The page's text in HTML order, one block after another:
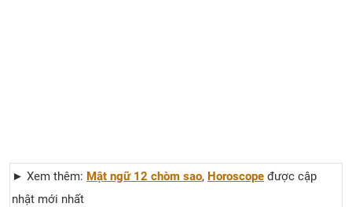
► Xem thêm: Mật ngữ 12 chòm sao, Horoscope được cập
nhật mới nhất